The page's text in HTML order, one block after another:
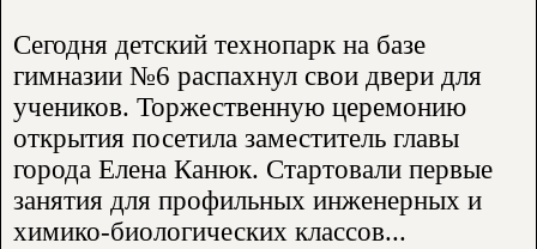
Сегодня детский технопарк на базе
гимназии №6 распахнул свои двери для
учеников. Торжественную церемонию
открытия посетила заместитель главы
города Елена Канюк. Стартовали первые
занятия для профильных инженерных и
химико-биологических классов...